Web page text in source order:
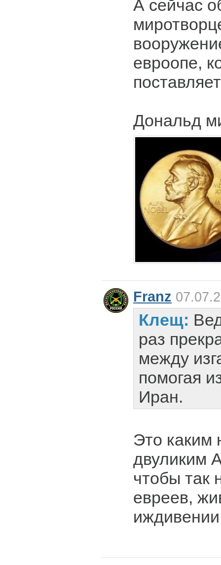
А сейчас
евроопе,
Дональд
Franz
Клещ:
раз
между
помогая
Иран.
Это каким
двуликим
чтобы так
евреев,